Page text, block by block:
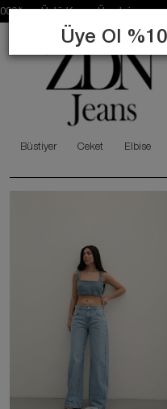
Kargo Ücretsiz
Büstiyer Ceket Elbise
Üye Ol